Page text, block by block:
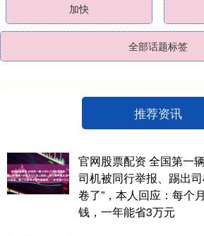
加快
全部话题标签
推荐资讯
官网股票配资 全国第一
司机被同行举报、踢出
卷了”，本人回应：每个
钱，一年能省3万元